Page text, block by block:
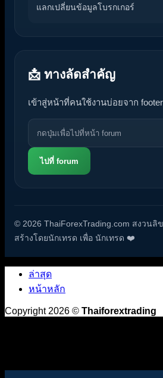
แลกเปลี่ยนข้อมูลโบรกเกอร์
📩 ทางลัดสำคัญ
เข้าสู่หน้าที่คนใช้งานบ่อยจาก
ไปที่ forum
© 2026 ThaiForexTrading.com สงวนลิ
สร้างโดยนักเทรด เพื่อ นักเทรด ❤️
ล่าสุด
หน้าหลัก
Copyright 2026 © Thaiforextrading